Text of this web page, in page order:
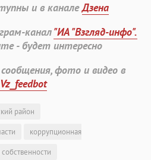
и в каналеДзена
канал"ИА "Взгляд-инфо".
- будет интересно
фото и видео в
район
коррупционная